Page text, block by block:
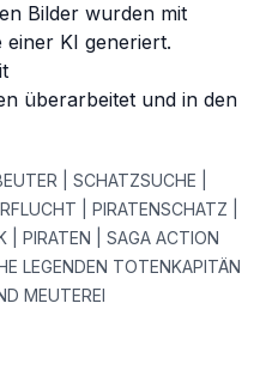
Bilder wurden mit
KI generiert.
überarbeitet und in den
| SCHATZSUCHE |
| PIRATENSCHATZ |
| PIRATEN | SAGA ACTION
LEGENDEN TOTENKAPITÄN
MEUTEREI